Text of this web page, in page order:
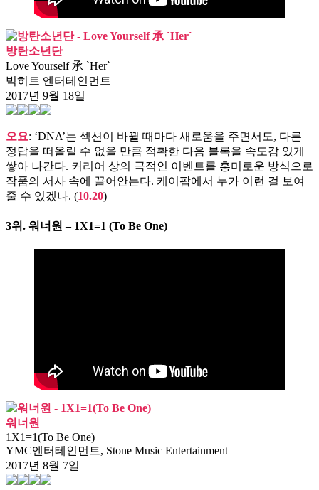
방탄소년단
Love Yourself 承 `Her`
빅히트 엔터테인먼트
2017년 9월 18일
오요: ‘DNA’는 섹션이 바뀔 때마다 새로움을 주면서도, 다른
정답을 떠올릴 수 없을 만큼 적확한 다음 블록을 속도감 있게
쌓아 나간다. 커리어 상의 극적인 이벤트를 흥미로운 방식으로
작품의 서사 속에 끌어안는다. 케이팝에서 누가 이런 걸 보여
줄 수 있겠나. (10.20)
3위. 워너원 – 1X1=1 (To Be One)
워너원
1X1=1(To Be One)
YMC엔터테인먼트, Stone Music Entertainment
2017년 8월 7일